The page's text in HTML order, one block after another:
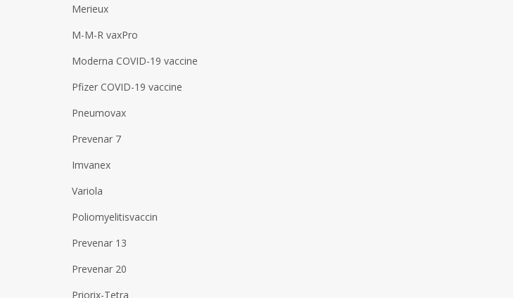
Merieux
M-M-R vaxPro
Moderna COVID-19 vaccine
Pfizer COVID-19 vaccine
Pneumovax
Prevenar 7
Imvanex
Variola
Poliomyelitisvaccin
Prevenar 13
Prevenar 20
Priorix-Tetra